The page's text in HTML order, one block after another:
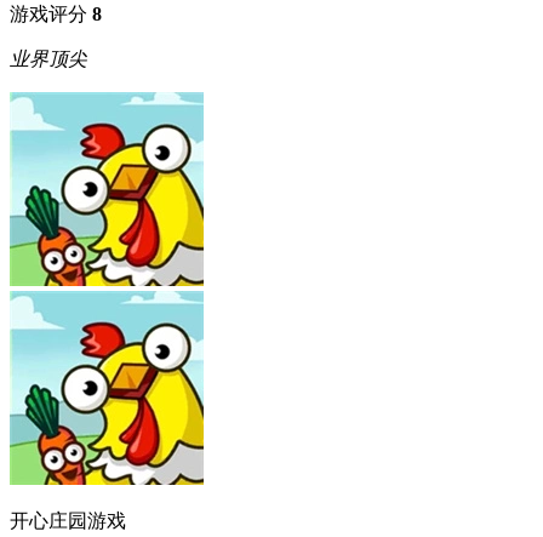
游戏评分 8
业界顶尖
开心庄园游戏